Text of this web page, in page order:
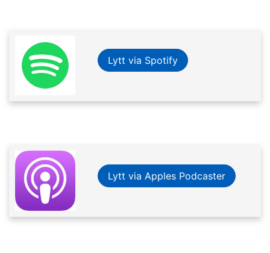
Lytt via Spotify
Lytt via Apples Podcaster